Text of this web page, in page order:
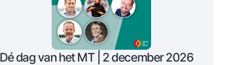
Dé dag van het MT | 2 december 2026